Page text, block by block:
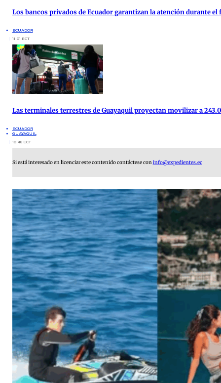
Los bancos privados de Ecuador garantizan la atención durante el
ECUADOR
11:01 ECT
Las terminales terrestres de Guayaquil proyectan movilizar a
ECUADOR
GUAYAQUIL
10:48 ECT
Si está interesado en licenciar este contenido contáctese coninfo@expedientes.ec